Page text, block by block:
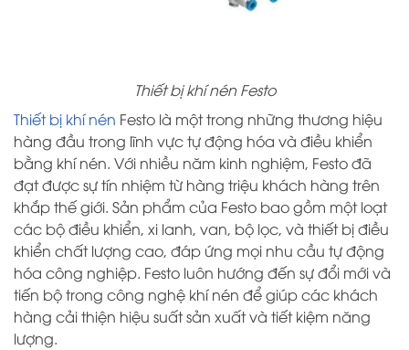
Thiết bị khí nén Festo
Thiết bị khí nén Festo là một trong những thương hiệu
hàng đầu trong lĩnh vực tự động hóa và điều khiển
bằng khí nén. Với nhiều năm kinh nghiệm, Festo đã
đạt được sự tín nhiệm từ hàng triệu khách hàng trên
khắp thế giới. Sản phẩm của Festo bao gồm một loạt
các bộ điều khiển, xi lanh, van, bộ lọc, và thiết bị điều
khiển chất lượng cao, đáp ứng mọi nhu cầu tự động
hóa công nghiệp. Festo luôn hướng đến sự đổi mới và
tiến bộ trong công nghệ khí nén để giúp các khách
hàng cải thiện hiệu suất sản xuất và tiết kiệm năng
lượng.